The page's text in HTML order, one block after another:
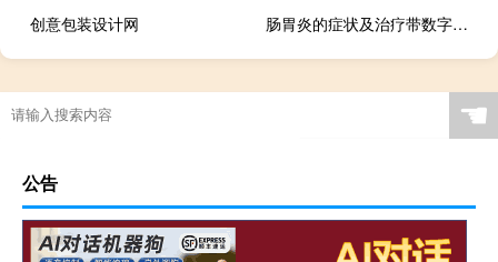
创意包装设计网
肠胃炎的症状及治疗带数字（肠胃炎的症状及治疗）
☚
公告